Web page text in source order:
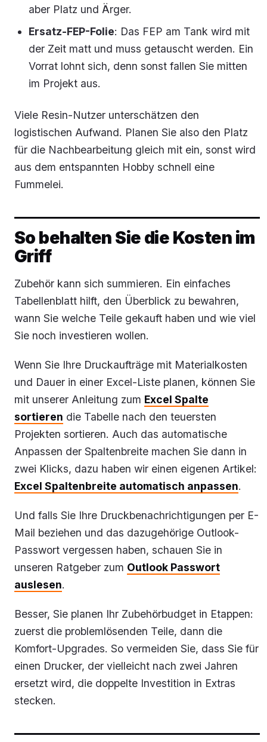
aber Platz und Ärger.
Ersatz-FEP-Folie: Das FEP am Tank wird mit
der Zeit matt und muss getauscht werden. Ein
Vorrat lohnt sich, denn sonst fallen Sie mitten
im Projekt aus.
Viele Resin-Nutzer unterschätzen den
logistischen Aufwand. Planen Sie also den Platz
für die Nachbearbeitung gleich mit ein, sonst wird
aus dem entspannten Hobby schnell eine
Fummelei.
So behalten Sie die Kosten im
Griff
Zubehör kann sich summieren. Ein einfaches
Tabellenblatt hilft, den Überblick zu bewahren,
wann Sie welche Teile gekauft haben und wie viel
Sie noch investieren wollen.
Wenn Sie Ihre Druckaufträge mit Materialkosten
und Dauer in einer Excel-Liste planen, können Sie
mit unserer Anleitung zum Excel Spalte
sortieren die Tabelle nach den teuersten
Projekten sortieren. Auch das automatische
Anpassen der Spaltenbreite machen Sie dann in
zwei Klicks, dazu haben wir einen eigenen Artikel:
Excel Spaltenbreite automatisch anpassen.
Und falls Sie Ihre Druckbenachrichtigungen per E-
Mail beziehen und das dazugehörige Outlook-
Passwort vergessen haben, schauen Sie in
unseren Ratgeber zum Outlook Passwort
auslesen.
Besser, Sie planen Ihr Zubehörbudget in Etappen:
zuerst die problemlösenden Teile, dann die
Komfort-Upgrades. So vermeiden Sie, dass Sie für
einen Drucker, der vielleicht nach zwei Jahren
ersetzt wird, die doppelte Investition in Extras
stecken.